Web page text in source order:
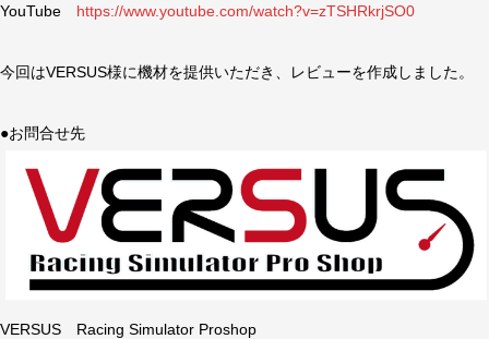
YouTube https://www.youtube.com/watch?v=zTSHRkrjSO0
今回はVERSUS様に機材を提供いただき、レビューを作成しました。
●お問合せ先
VERSUS Racing Simulator Proshop